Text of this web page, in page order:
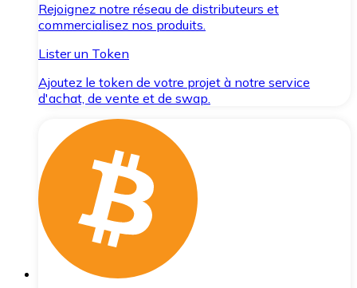
Rejoignez notre réseau de distributeurs et
commercialisez nos produits.
Lister un Token
Ajoutez le token de votre projet à notre service
d'achat, de vente et de swap.